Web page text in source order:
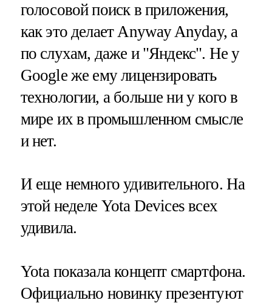
голосовой поиск в приложения,
как это делает Anyway Anyday, а
по слухам, даже и "Яндекс". Не у
Google же ему лицензировать
технологии, а больше ни у кого в
мире их в промышленном смысле
и нет.
И еще немного удивительного. На
этой неделе Yota Devices всех
удивила.
Yota показала концепт смартфона.
Официально новинку презентуют